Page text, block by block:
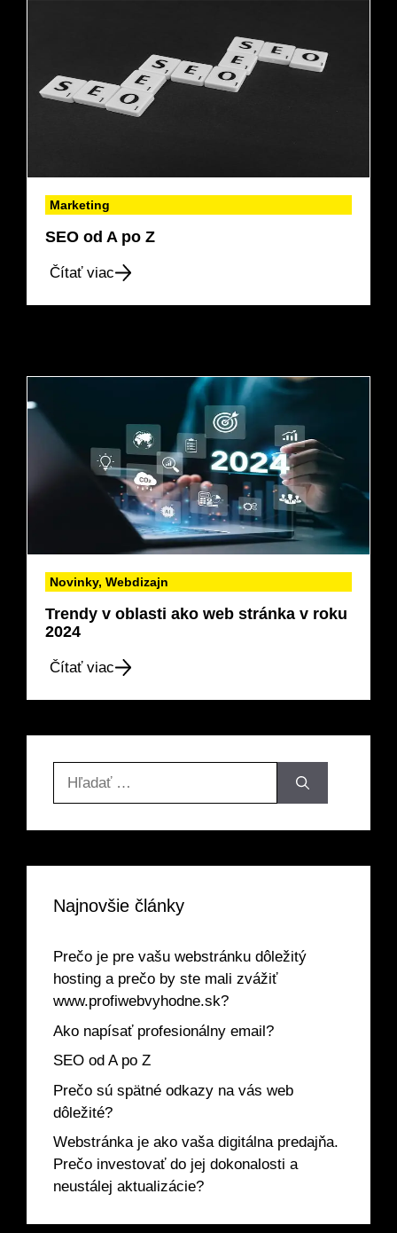
Marketing
SEO od A po Z
Čítať viac
Novinky, Webdizajn
Trendy v oblasti ako web stránka v roku
2024
Čítať viac
Najnovšie články
Prečo je pre vašu webstránku dôležitý
hosting a prečo by ste mali zvážiť
www.profiwebvyhodne.sk?
Ako napísať profesionálny email?
SEO od A po Z
Prečo sú spätné odkazy na vás web
dôležité?
Webstránka je ako vaša digitálna predajňa.
Prečo investovať do jej dokonalosti a
neustálej aktualizácie?